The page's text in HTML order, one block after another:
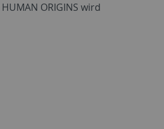
HUMAN ORIGINS wird